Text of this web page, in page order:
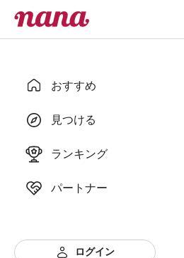
おすすめ
見つける
ランキング
パートナー
ログイン